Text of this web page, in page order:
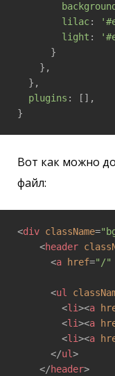
background
lilac:
light :
      }
    },
  },
plugins : [],
}
Вот как можно
файл:
<div className=
<header
<a href="/"
<ul
<li><a
<li><a
<li><a
</ul>
</header>